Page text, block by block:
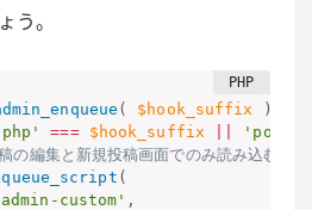
う。
( $hook_suffix )
=== $hook_suffix
'post-
編集と新規投稿画面でのみ読み込むスク
(
custom' ,